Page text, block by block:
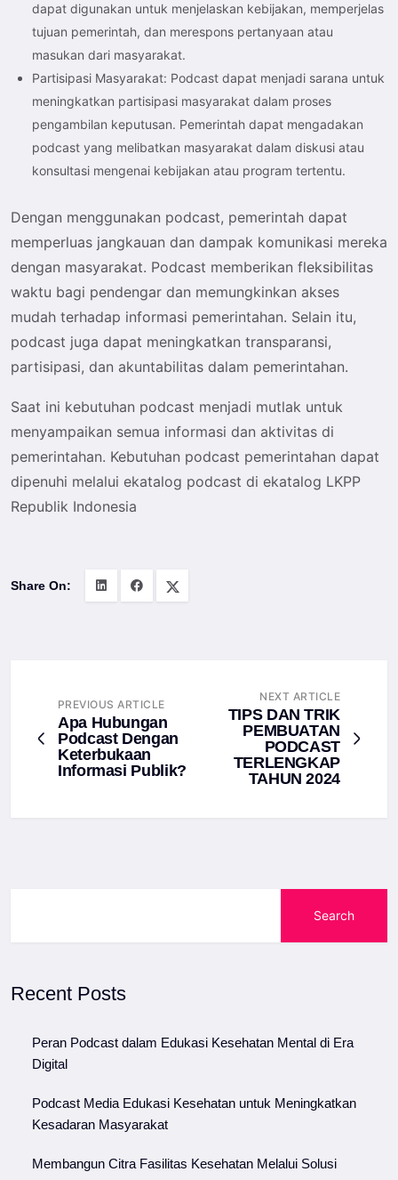
dapat digunakan untuk menjelaskan kebijakan, memperjelas
tujuan pemerintah, dan merespons pertanyaan atau
masukan dari masyarakat.
Partisipasi Masyarakat: Podcast dapat menjadi sarana untuk
meningkatkan partisipasi masyarakat dalam proses
pengambilan keputusan. Pemerintah dapat mengadakan
podcast yang melibatkan masyarakat dalam diskusi atau
konsultasi mengenai kebijakan atau program tertentu.
Dengan menggunakan podcast, pemerintah dapat
memperluas jangkauan dan dampak komunikasi mereka
dengan masyarakat. Podcast memberikan fleksibilitas
waktu bagi pendengar dan memungkinkan akses
mudah terhadap informasi pemerintahan. Selain itu,
podcast juga dapat meningkatkan transparansi,
partisipasi, dan akuntabilitas dalam pemerintahan.
Saat ini kebutuhan podcast menjadi mutlak untuk
menyampaikan semua informasi dan aktivitas di
pemerintahan. Kebutuhan podcast pemerintahan dapat
dipenuhi melalui ekatalog podcast di ekatalog LKPP
Republik Indonesia
Share On:
PREVIOUS ARTICLE
Apa Hubungan
Podcast Dengan
Keterbukaan
Informasi Publik?
NEXT ARTICLE
TIPS DAN TRIK
PEMBUATAN
PODCAST
TERLENGKAP
TAHUN 2024
Search
Recent Posts
Peran Podcast dalam Edukasi Kesehatan Mental di Era
Digital
Podcast Media Edukasi Kesehatan untuk Meningkatkan
Kesadaran Masyarakat
Membangun Citra Fasilitas Kesehatan Melalui Solusi